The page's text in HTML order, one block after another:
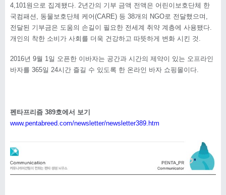
4,101원으로 집계됐다. 2년간의 기부 금액 전액은 어린이보호단체 한
국컴패션, 동물보호단체 케어(CARE) 등 38개의 NGO로 전달했으며,
전달된 기부금은 도움의 손길이 필요한 전세계 취약 계층에 사용됐다.
개인의 착한 소비가 사회를 더욱 건강하고 따뜻하게 변화 시킨 것.
2016년 9월 1일 오픈한 이바자는 공간과 시간의 제약이 있는 오프라인
바자를 365일 24시간 즐길 수 있도록 한 온라인 바자 쇼핑몰이다.
펜타프리즘 389호에서 보기
www.pentabreed.com/newsletter/newsletter389.htm